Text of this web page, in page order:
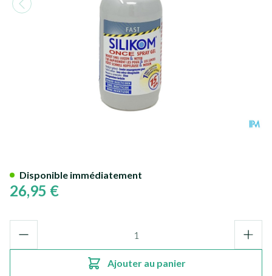
26,95 €
Ajouter au panier
Disponible immédiatement